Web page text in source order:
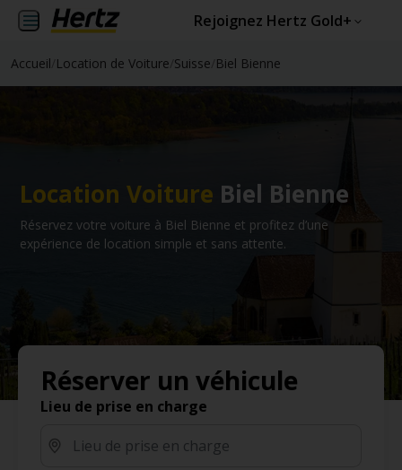
Rejoignez Hertz Gold+
Accueil Location de Voiture Suisse Biel Bienne
Location Voiture Biel Bienne
Réservez votre voiture à Biel Bienne et profitez d’une
expérience de location simple et sans attente.
Réserver un véhicule
Lieu de prise en charge